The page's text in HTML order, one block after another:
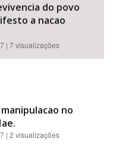
do povo
a nacao
| 7 visualizações
no
| 2 visualizações